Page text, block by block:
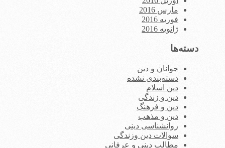
مارس 2016
فوریه 2016
ژانویه 2016
دسته‌ها
جوانان و دین
دسته‌بندی نشده
دین اسلام
دین و زندگی
دین و فرهنگ
دین و مذهب
روانشناسی دینی
سوالات دین وزندگی
مطالب دینی و عرفانی